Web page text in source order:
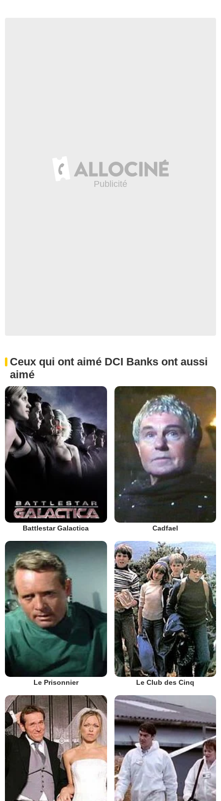
Ceux qui ont aimé DCI Banks ont aussi
aimé
Battlestar Galactica Cadfael
Le Prisonnier Le Club des Cinq